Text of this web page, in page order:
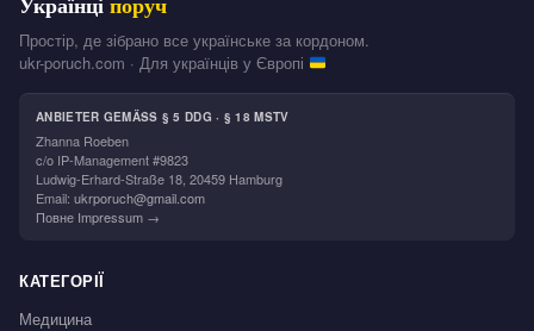
Простір, де зібрано все українське за кордоном.
ukr-poruch.com · Для українців у Європі
ANBIETER GEMÄSS § 5 DDG · § 18 MSTV
Zhanna Roeben
c/o IP-Management #9823
Ludwig-Erhard-Straße 18, 20459 Hamburg
Email: ukrporuch@gmail.com
Повне Impressum →
КАТЕГОРІЇ
Медицина